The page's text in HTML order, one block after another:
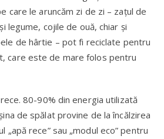
care le aruncăm zi de zi – zaţul de
legume, cojile de ouă, chiar şi
de hârtie – pot fi reciclate pentru
care este de mare folos pentru
80-90% din energia utilizată
de spălat provine de la încălzirea
„apă rece” sau „modul eco” pentru